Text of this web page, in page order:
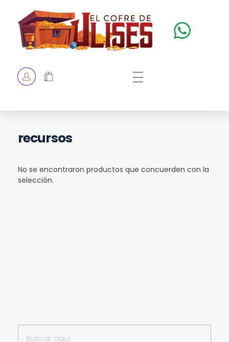
TIENDA
recursos
No se encontraron productos que concuerden con la
selección.